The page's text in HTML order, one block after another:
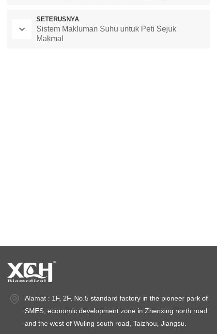
SETERUSNYA
Sistem Makluman Suhu untuk Peti Sejuk
Makmal
Alamat : 1F, 2F, No.5 standard factory in the pioneer park of
SMES, economic development zone in Zhenxing north road
and the west of Wuling south road, Taizhou, Jiangsu.